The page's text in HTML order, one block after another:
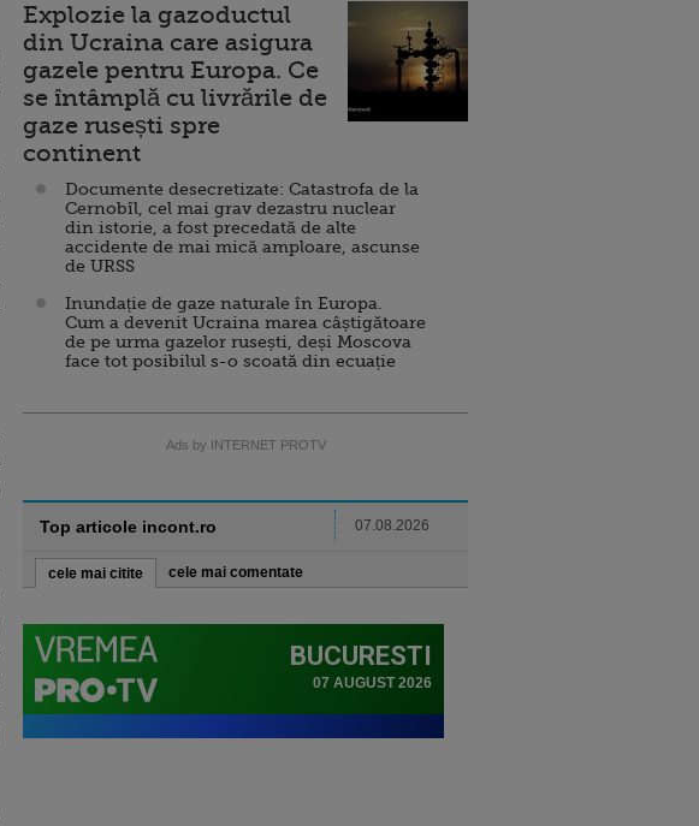
Explozie la gazoductul
din Ucraina care asigura
gazele pentru Europa. Ce
se întâmplă cu livrările de
gaze rusești spre
continent
Documente desecretizate: Catastrofa de la
Cernobîl, cel mai grav dezastru nuclear
din istorie, a fost precedată de alte
accidente de mai mică amploare, ascunse
de URSS
Inundație de gaze naturale în Europa.
Cum a devenit Ucraina marea câștigătoare
de pe urma gazelor rusești, deși Moscova
face tot posibilul s-o scoată din ecuație
Ads by INTERNET PROTV
Top articole incont.ro 07.08.2026
cele mai citite cele mai comentate